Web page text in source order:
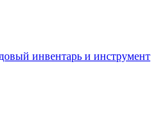
инвентарь и инструмент